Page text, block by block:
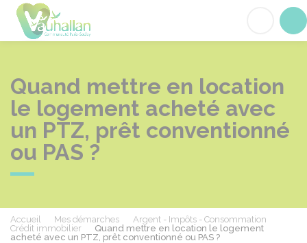
Quand mettre en location
le logement acheté avec
un PTZ, prêt conventionné
ou PAS ?
Accueil Mes démarches
Argent - Impôts - Consommation
Crédit immobilier
Quand mettre en location le logement
acheté avec un PTZ, prêt conventionné ou PAS ?